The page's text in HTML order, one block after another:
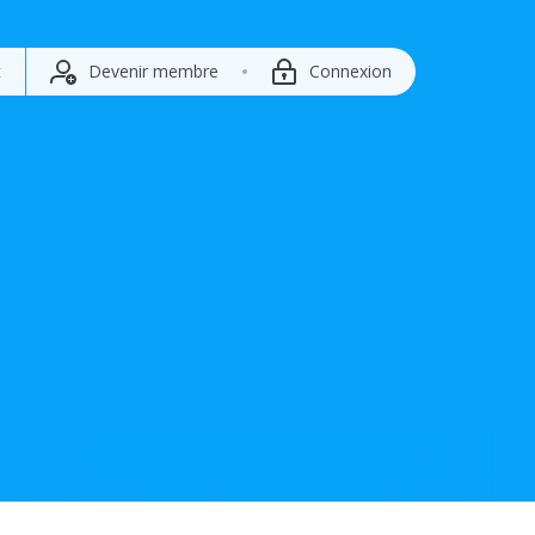
Devenir membre Connexion